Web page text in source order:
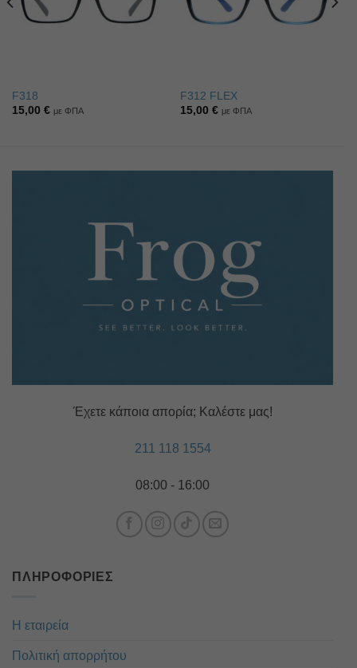
F318
15,00 € με ΦΠΑ
F312 FLEX
15,00€ με ΦΠΑ
Έχετε κάποια απορία; Καλέστε μας!
211 118 1554
08:00 - 16:00
ΠΛΗΡΟΦΟΡΊΕΣ
Η εταιρεία
Πολιτική απορρήτου